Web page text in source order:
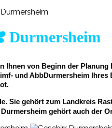
Durmersheim
von Beginn der
und AbbDurmersheim
Sie gehört zum Landkreis
gehört auch der